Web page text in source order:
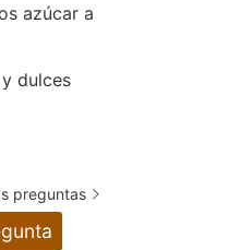
azúcar a
dulces
preguntas